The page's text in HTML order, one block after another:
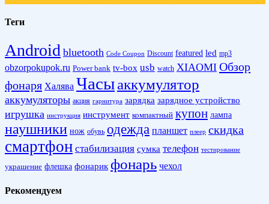
Теги
Android bluetooth Code Coupon Discount featured led mp3
obzorpokupok.ru Power bank tv-box usb watch XIAOMI Обзор
фонаря Халява Часыаккумулятор
аккумуляторы акция гарнитура зарядка зарядное устройство
игрушка инструкция инструмент компактный купон лампа
наушники нож обувь одежда планшет плеер скидка
смартфон стабилизация сумка телефон тестирование
украшение флешка фонарик фонарь чехол
Рекомендуем